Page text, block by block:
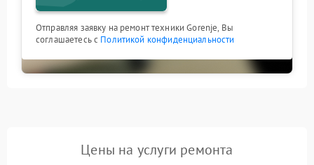
Отправляя заявку на ремонт техники Gorenje, Вы
соглашаетесь с Политикой конфиденциальности
Цены на услуги ремонта